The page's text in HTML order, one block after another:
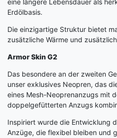
eine längere Lebensdauer als
Erdölbasis.
Die einzigartige Struktur bietet
zusätzliche Wärme und
Armor Skin G2
Das besondere an der zweiten
unser exklusives Neopren, das
eines Mesh-Neoprenanzugs mit
doppelgefütterten Anzugs
Inspiriert wurde die Entwicklung
Anzüge, die flexibel bleiben und